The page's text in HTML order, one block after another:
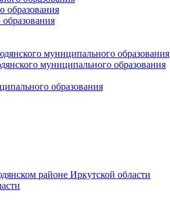
образования
муниципального образования
муниципального образования
образования
районе Иркутской области